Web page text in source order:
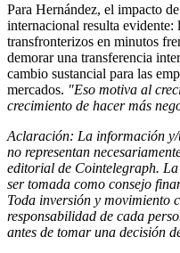
Para Hernández, el impacto
internacional resulta
transfronterizos en minutos
demorar una transferencia
cambio sustancial para las
mercados. "Eso motiva al
crecimiento de hacer más
Aclaración: La información y/
no representan
editorial de Cointelegraph.
ser tomada como consejo
Toda inversión y movimiento
responsabilidad de cada
antes de tomar una decisión